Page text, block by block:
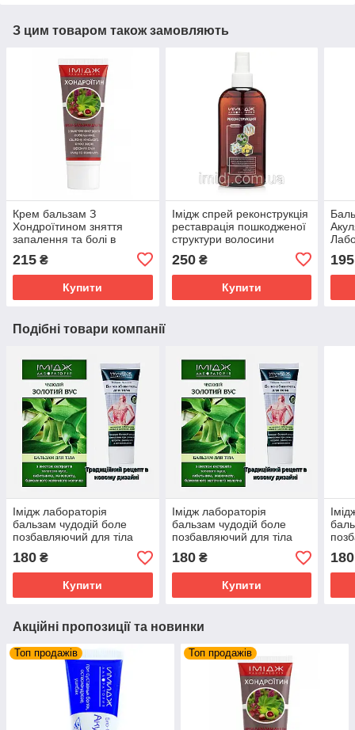
З цим товаром також замовляють
Крем бальзам З
Хондроїтином зняття
запалення та болі в
суглобах, м'язах і хребті
Імідж Лабораторія
215 ₴
Купити
Імідж спрей реконструкція
реставрація пошкодженої
структури волосини
250₴
Купити
195
Подібні товари компанії
Імідж лабораторія
бальзам чудодій боле
позбавляючий для тіла
180 ₴
Купити
Імідж лабораторія
бальзам чудодій боле
позбавляючий для тіла
180₴
Купити
180
Акційні пропозиції та новинки
Топ продажів Топ продажів